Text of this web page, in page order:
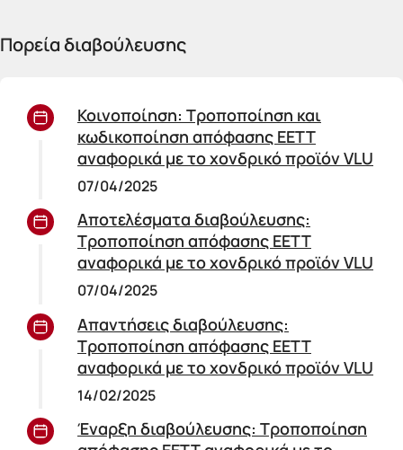
Πορεία διαβούλευσης
Κοινοποίηση: Τροποποίηση και
κωδικοποίηση απόφασης ΕΕΤΤ
αναφορικά με το χονδρικό προϊόν VLU
07/04/2025
Αποτελέσματα διαβούλευσης:
Τροποποίηση απόφασης ΕΕΤΤ
αναφορικά με το χονδρικό προϊόν VLU
07/04/2025
Απαντήσεις διαβούλευσης:
Τροποποίηση απόφασης ΕΕΤΤ
αναφορικά με το χονδρικό προϊόν VLU
14/02/2025
Έναρξη διαβούλευσης: Τροποποίηση